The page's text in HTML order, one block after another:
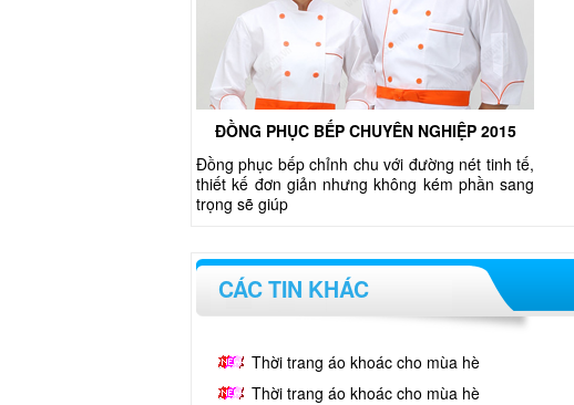
ĐỒNG PHỤC BẾP CHUYÊN NGHIỆP 2015
Đồng phục bếp chỉnh chu với đường nét tinh tế,
thiết kế đơn giản nhưng không kém phần sang
trọng sẽ giúp
CÁC TIN KHÁC
Thời trang áo khoác cho mùa hè
Thời trang áo khoác cho mùa hè